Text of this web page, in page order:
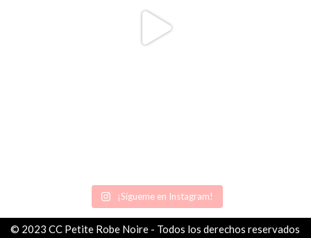
¡Sígueme en Instagram!
© 2023 CC Petite Robe Noire - Todos los derechos reservados